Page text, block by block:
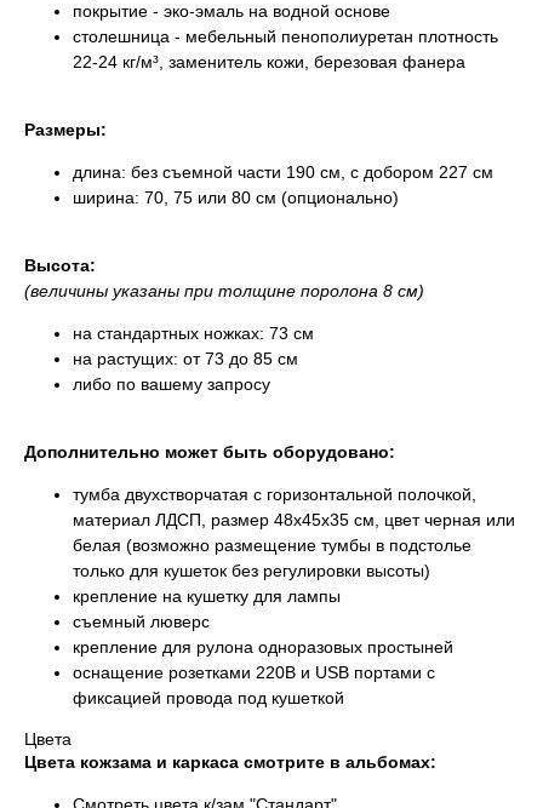
покрытие - эко-эмаль на водной основе
столешница - мебельный пенополиуретан плотность
22-24 кг/м³, заменитель кожи, березовая фанера
Размеры:
длина: без съемной части 190 см, с добором 227 см
ширина: 70, 75 или 80 см (опционально)
Высота:
(величины указаны при толщине поролона 8 см)
на стандартных ножках: 73 см
на растущих: от 73 до 85 см
либо по вашему запросу
Дополнительно может быть оборудовано:
тумба двухстворчатая с горизонтальной полочкой,
материал ЛДСП, размер 48x45x35 см, цвет черная или
белая (возможно размещение тумбы в подстолье
только для кушеток без регулировки высоты)
крепление на кушетку для лампы
съемный люверс
крепление для рулона одноразовых простыней
оснащение розетками 220В и USB портами с
фиксацией провода под кушеткой
Цвета
Цвета кожзама и каркаса смотрите в альбомах: